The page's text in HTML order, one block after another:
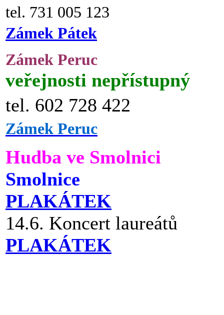
tel. 731 005 123
Zámek Pátek
Zámek Peruc
veřejnosti nepřístupný
tel. 602 728 422
Zámek Peruc
Hudba ve Smolnici
Smolnice
PLAKÁTEK
14.6. Koncert laureátů
PLAKÁTEK